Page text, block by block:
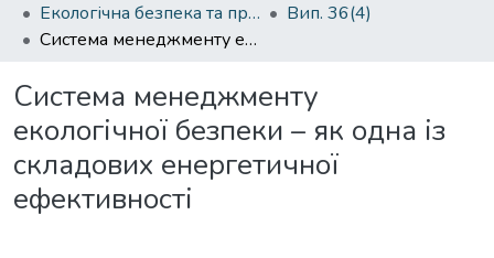
Екологічна безпека та природокористування
Вип. 36(4)
Система менеджменту екологічної безпеки – як одна із складових енергетичної ефективності
Система менеджменту
екологічної безпеки – як одна із
складових енергетичної
ефективності